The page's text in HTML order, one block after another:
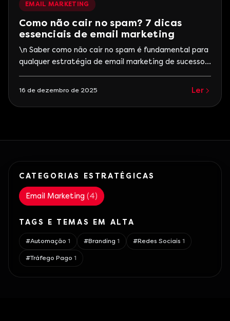
EMAIL MARKETING
Como não cair no spam? 7 dicas
essenciais de email marketing
\n Saber como não cair no spam é fundamental para
qualquer estratégia de email marketing de sucesso.
chegam à caixa de entrada dos seus clientes é um
reputação da sua marca e a performance das
16 de dezembro de 2025 Ler
CATEGORIAS ESTRATÉGICAS
Email Marketing (4)
TAGS E TEMAS EM ALTA
#Automação 1 #Branding 1 #Redes Sociais 1
#Tráfego Pago 1